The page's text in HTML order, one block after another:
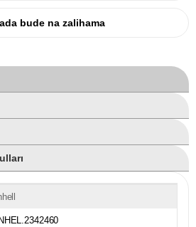
bude na zalihama